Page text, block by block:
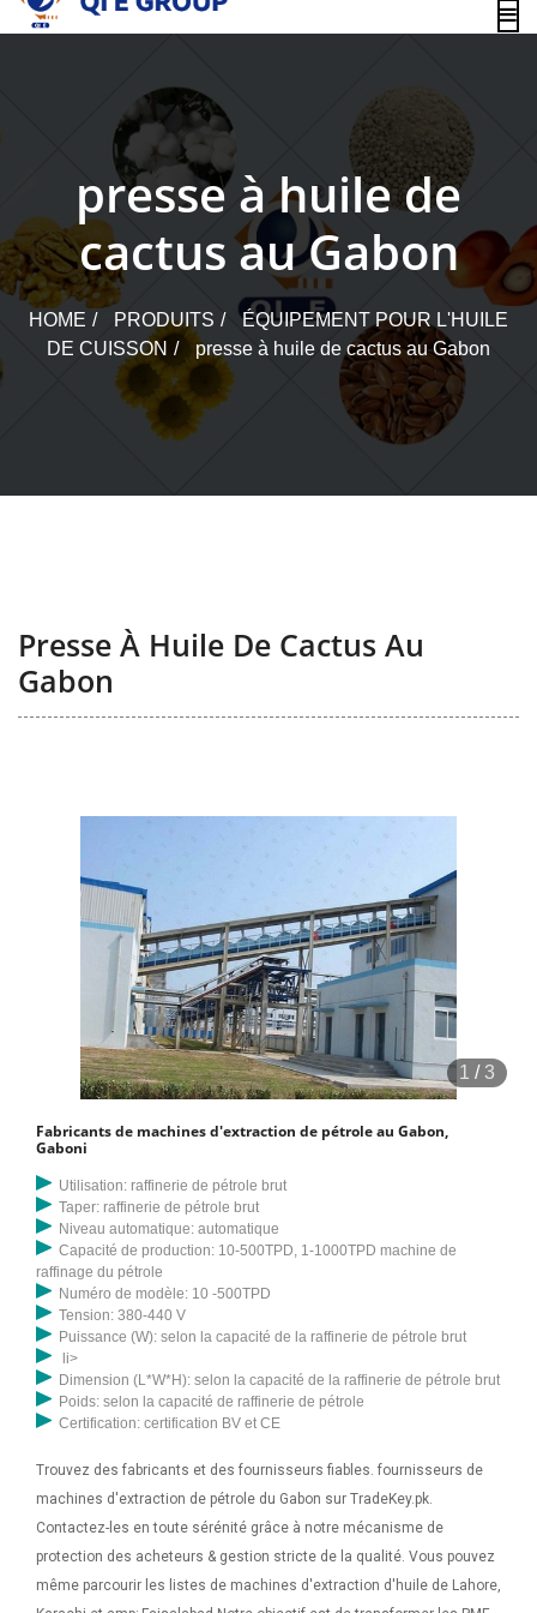
content
presse à huile de
cactus au Gabon
HOME PRODUITS
ÉQUIPEMENT POUR L'HUILE
DE CUISSON
presse à huile de cactus au Gabon
Presse À Huile De Cactus Au
Gabon
1 /3
Fabricants de machines d'extraction de pétrole au Gabon,
Gaboni
Utilisation: raffinerie de pétrole brut
Taper: raffinerie de pétrole brut
Niveau automatique: automatique
Capacité de production: 10-500TPD, 1-1000TPD machine de
raffinage du pétrole
Numéro de modèle: 10 -500TPD
Tension: 380-440 V
Puissance (W): selon la capacité de la raffinerie de pétrole brut
li>
Dimension (L*W*H): selon la capacité de la raffinerie de pétrole brut
Poids: selon la capacité de raffinerie de pétrole
Certification: certification BV et CE
Trouvez des fabricants et des fournisseurs fiables. fournisseurs de
machines d'extraction de pétrole du Gabon sur TradeKey.pk.
Contactez-les en toute sérénité grâce à notre mécanisme de
protection des acheteurs & gestion stricte de la qualité. Vous pouvez
même parcourir les listes de machines d'extraction d'huile de Lahore,